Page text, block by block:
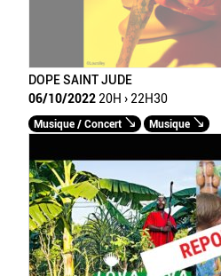
DOPE SAINT JUDE
06/10/2022 20H › 22H30
Musique / Concert Musique